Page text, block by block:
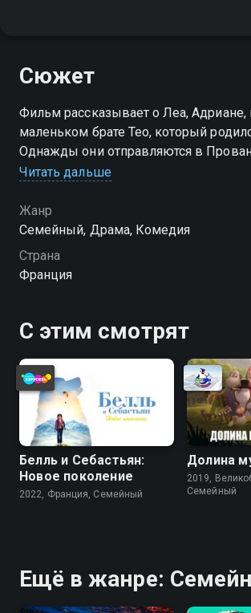
Сюжет
Фильм рассказывает о Леа, Адриане,
маленьком брате Тео, который
Однажды они отправляются в
впервые встретиться со своим
Читать дальше
Жанр
Cемейный, Драма, Комедия
Страна
Франция
С этим смотрят
Белль и Себастьян:
Новое поколение
2022, Франция, Cемейный
Долина
2019,
Cемейный
Ещё в жанре: